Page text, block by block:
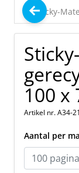
100 x
Artikel nr. A34-
Aantal per